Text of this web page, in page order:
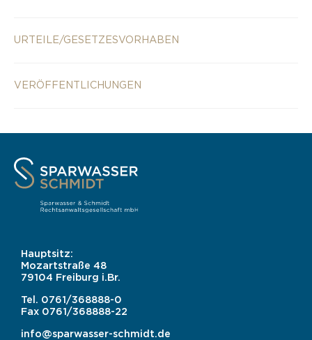
URTEILE/GESETZESVORHABEN
VERÖFFENTLICHUNGEN
Hauptsitz:
Mozartstraße 48
79104 Freiburg i.Br.
Tel. 0761/368888-0
Fax 0761/368888-22
info@sparwasser-schmidt.de